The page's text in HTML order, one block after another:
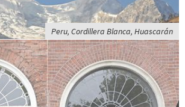
Peru, Cordillera Blanca, Huascarán